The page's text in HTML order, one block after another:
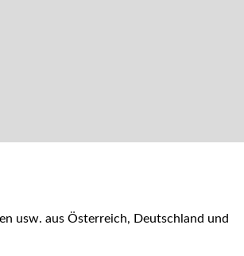
usw. aus Österreich, Deutschland und